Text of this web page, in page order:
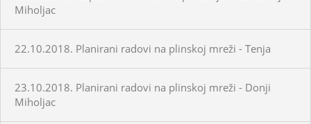
Miholjac
22.10.2018. Planirani radovi na plinskoj mreži - Tenja
23.10.2018. Planirani radovi na plinskoj mreži - Donji
Miholjac